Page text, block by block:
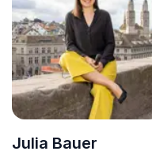
Julia Bauer